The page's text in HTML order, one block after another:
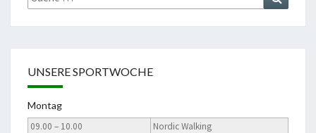
nach:
UNSERE SPORTWOCHE
Montag
09.00 – 10.00
Nordic Walking